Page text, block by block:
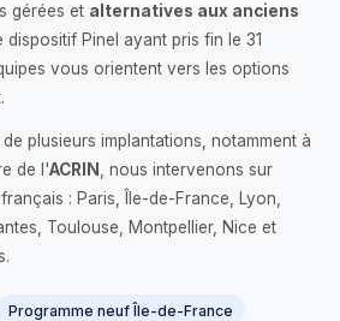
gérées et alternatives aux anciens
dispositif Pinel ayant pris fin le 31
vous orientent vers les options
plusieurs implantations, notamment à
de l'ACRIN
, nous intervenons sur
: Paris, Île-de-France, Lyon,
Toulouse, Montpellier, Nice et
Programme neuf Île-de-France